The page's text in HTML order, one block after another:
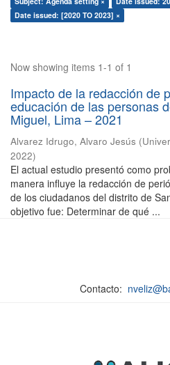
Date issued: [2020 TO 2023] ×
Now showing items 1-1 of 1
Impacto de la redacción de
educación de las personas
Miguel, Lima – 2021
Alvarez Idrugo, Alvaro Jesús (
2022)
El actual estudio presentó como
manera influye la redacción de
de los ciudadanos del distrito de
objetivo fue: Determinar de qué ...
Contacto: